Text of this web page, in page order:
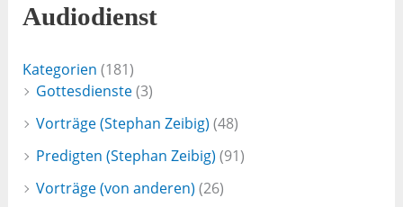
Audiodienst
Kategorien (181)
Gottesdienste(3)
Vorträge (Stephan Zeibig) (48)
Predigten (Stephan Zeibig) (91)
Vorträge (von anderen) (26)